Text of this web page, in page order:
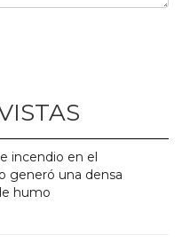
incendio en el
generó una densa
humo